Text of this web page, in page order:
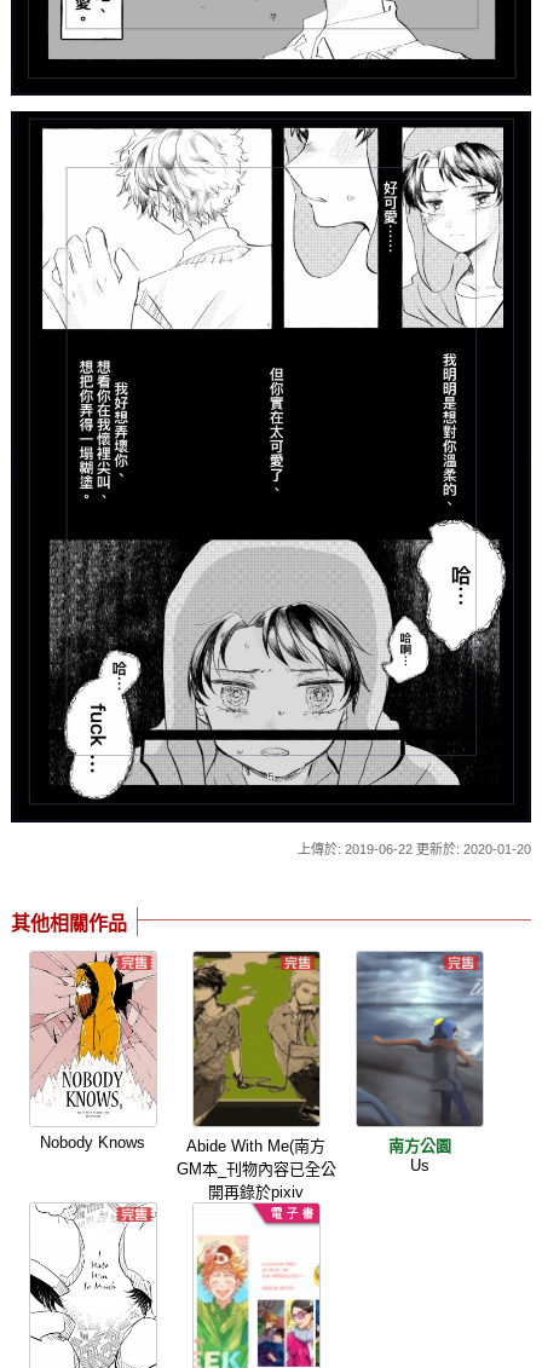
上傳於: 2019-06-22 更新於: 2020-01-20
其他相關作品
Nobody Knows
Abide With Me(南方
GM本_刊物內容已全公
開再錄於pixiv
南方公園
Us